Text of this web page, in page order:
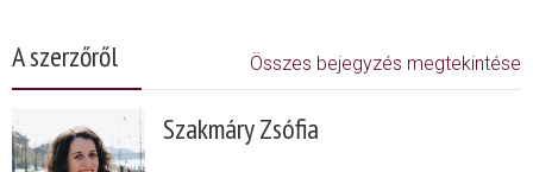
A szerzőről Összes bejegyzés megtekintése
Szakmáry Zsófia